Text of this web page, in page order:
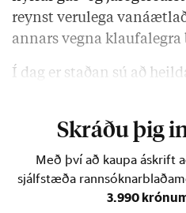
reynst verulega
annars vegna
Í dag er staðan sú að
Skráðu þig
Með því að kaupa áskrift
sjálfstæða
3.990